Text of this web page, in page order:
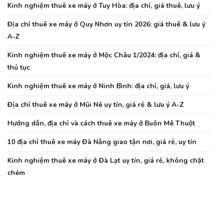
Kinh nghiệm thuê xe máy ở Tuy Hòa: địa chỉ, giá thuê, lưu ý
Địa chỉ thuê xe máy ở Quy Nhơn uy tín 2026: giá thuê & lưu ý
A-Z
Kinh nghiệm thuê xe máy ở Mộc Châu 1/2024: địa chỉ, giá &
thủ tục
Kinh nghiệm thuê xe máy ở Ninh Bình: địa chỉ, giá, lưu ý
Địa chỉ thuê xe máy ở Mũi Né uy tín, giá rẻ & lưu ý A-Z
Hướng dẫn, địa chỉ và cách thuê xe máy ở Buôn Mê Thuột
10 địa chỉ thuê xe máy Đà Nẵng giao tận nơi, giá rẻ, uy tín
Kinh nghiệm thuê xe máy ở Đà Lạt uy tín, giá rẻ, không chặt
chém